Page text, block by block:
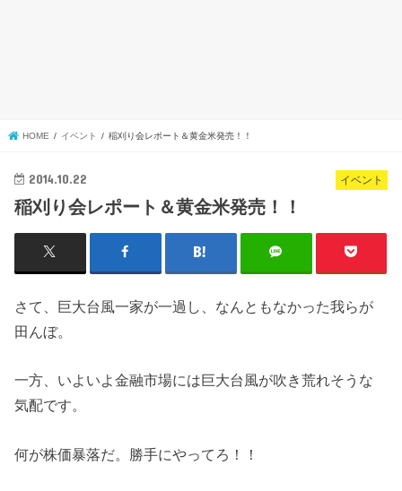
HOME イベント 稲刈り会レポート＆黄金米発売！！
イベント
2014.10.22
稲刈り会レポート＆黄金米発売！！
さて、巨大台風一家が一過し、なんともなかった我らが
田んぼ。
一方、いよいよ金融市場には巨大台風が吹き荒れそうな
気配です。
何が株価暴落だ。勝手にやってろ！！